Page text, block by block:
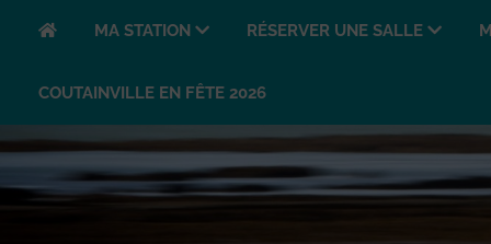
MA STATION RÉSERVER UNE SALLE
COUTAINVILLE EN FÊTE 2026